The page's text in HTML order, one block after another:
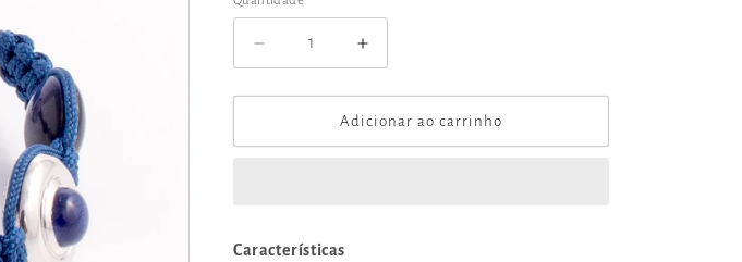
Diminuir
a
quantidade
Pulseira
Aumentar
a
quantidade
de
Pulseira
Adicionar ao carrinho
Características